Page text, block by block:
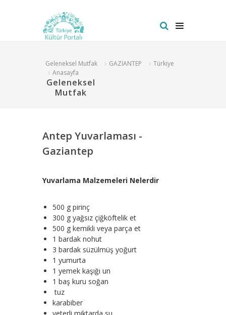
Geleneksel Mutfak GAZİANTEP
Türkiye
Anasayfa
Geleneksel
Mutfak
Antep Yuvarlaması -
Gaziantep
Yuvarlama Malzemeleri Nelerdir
500 g pirinç
300 g yağsız çiğköftelik et
500 g kemikli veya parça et
1 bardak nohut
3 bardak süzülmüş yoğurt
1 yumurta
1 yemek kaşığı un
1 baş kuru soğan
tuz
karabiber